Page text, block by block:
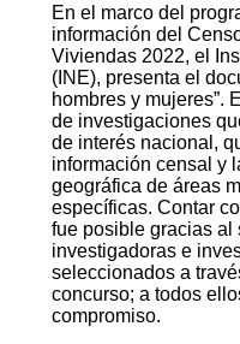
En el marco del
información del
Viviendas 2022, el
(INE), presenta el
hombres y mujeres”.
de investigaciones
de interés nacional,
información censal y
geográfica de áreas
específicas. Contar
fue posible gracias al
investigadoras e
seleccionados a
concurso; a todos
compromiso.